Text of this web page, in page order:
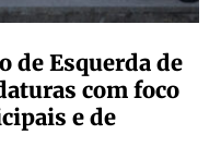
de Esquerda de
com foco
e de